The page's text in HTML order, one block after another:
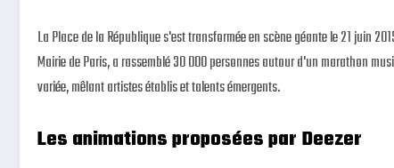
La Place de la République s'est transformée en scène géante le 21 juin
Mairie de Paris, a rassemblé 30 000 personnes autour d'un marathon
variée, mêlant artistes établis et talents émergents.
Les animations proposées par Deezer